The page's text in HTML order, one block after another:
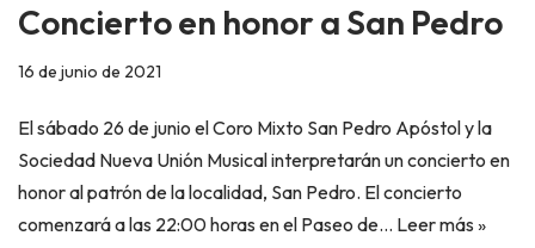
Concierto en honor a San Pedro
16 de junio de 2021
El sábado 26 de junio el Coro Mixto San Pedro Apóstol y la
Sociedad Nueva Unión Musical interpretarán un concierto en
honor al patrón de la localidad, San Pedro. El concierto
comenzará a las 22:00 horas en el Paseo de… Leer más »